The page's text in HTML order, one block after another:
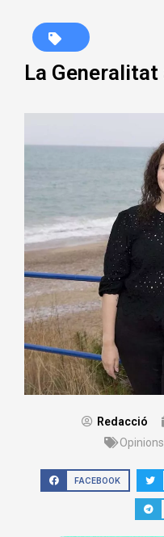
La
Redacció
Opinions
FACEBOOK